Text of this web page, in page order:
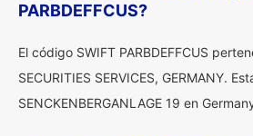
PARBDEFFCUS?
El código SWIFT PARBDEFFCUS
SECURITIES SERVICES, GERMANY.
SENCKENBERGANLAGE 19 en